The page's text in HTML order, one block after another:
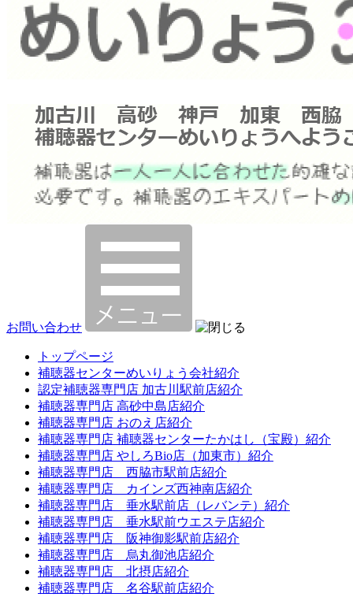
お問い合わせ
トップページ
補聴器センターめいりょう会社紹介
認定補聴器専門店 加古川駅前店紹介
補聴器専門店 高砂中島店紹介
補聴器専門店 おのえ店紹介
補聴器専門店 補聴器センターたかはし（宝殿）紹介
補聴器専門店 やしろBio店（加東市）紹介
補聴器専門店 西脇市駅前店紹介
補聴器専門店 カインズ西神南店紹介
補聴器専門店 垂水駅前店（レバンテ）紹介
補聴器専門店 垂水駅前ウエステ店紹介
補聴器専門店 阪神御影駅前店紹介
補聴器専門店 烏丸御池店紹介
補聴器専門店 北摂店紹介
補聴器専門店 名谷駅前店紹介